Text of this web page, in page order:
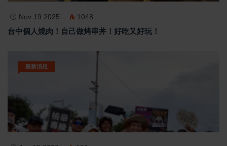
Nov 19 2025 1048
台中個人燒肉！自己做烤串丼！好吃又好玩！
最新消息